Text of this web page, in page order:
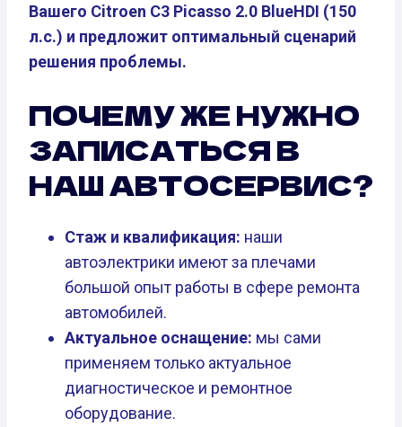
Вашего Citroen C3 Picasso 2.0 BlueHDI (150
л.с.) и предложит оптимальный сценарий
решения проблемы.
ПОЧЕМУ ЖЕ НУЖНО
ЗАПИСАТЬСЯ В
НАШ АВТОСЕРВИС?
Стаж и квалификация: наши
автоэлектрики имеют за плечами
большой опыт работы в сфере ремонта
автомобилей.
Актуальное оснащение: мы сами
применяем только актуальное
диагностическое и ремонтное
оборудование.